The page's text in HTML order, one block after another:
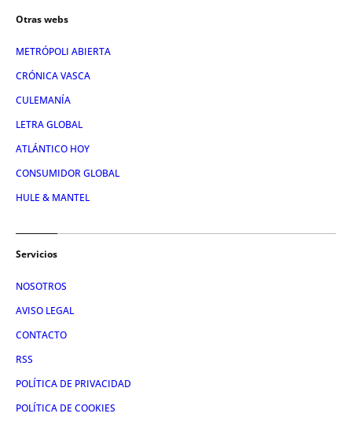
Otras webs
METRÓPOLI ABIERTA
CRÓNICA VASCA
CULEMANÍA
LETRA GLOBAL
ATLÁNTICO HOY
CONSUMIDOR GLOBAL
HULE & MANTEL
Servicios
NOSOTROS
AVISO LEGAL
CONTACTO
RSS
POLÍTICA DE PRIVACIDAD
POLÍTICA DE COOKIES